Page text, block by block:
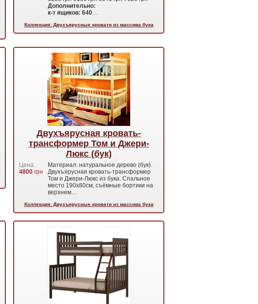
Дополнительно:
к-т ящиков: 640…
Коллекция: Двухъярусные кровати из массива бука
Двухъярусная кровать-
трансформер Том и Джери-
Люкс (бук)
Цена:
4800 грн
Материал: натуральное дерево (бук).
Двухъярусная кровать-трансформер
Том и Джери-Люкс из бука. Спальное
место 190х80см, съёмные бортики на
верхнем…
Коллекция: Двухъярусные кровати из массива бука